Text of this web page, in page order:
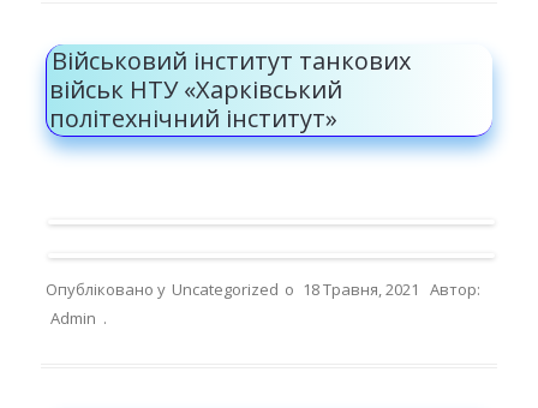
Військовий інститут танкових
військ НТУ «Харківський
політехнічний інститут»
Опубліковано у Uncategorized о 18 Травня, 2021
Автор:
Admin .